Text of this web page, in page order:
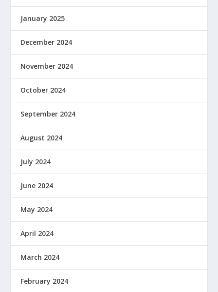
January 2025
December 2024
November 2024
October 2024
September 2024
August 2024
July 2024
June 2024
May 2024
April 2024
March 2024
February 2024